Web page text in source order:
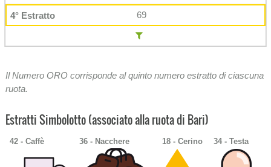
69
Il Numero ORO corrisponde al quinto numero estratto di ciascuna
ruota.
Estratti Simbolotto (associato alla ruota di Bari)
42 - Caffè 36 - Nacchere 18 - Cerino 34 - Testa